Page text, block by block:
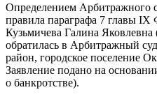
Определением Арбитражного
правила параграфа 7 главы IX
Кузьмичева Галина
обратилась в Арбитражный
район, городское поселение
Заявление подано на
о банкротстве).